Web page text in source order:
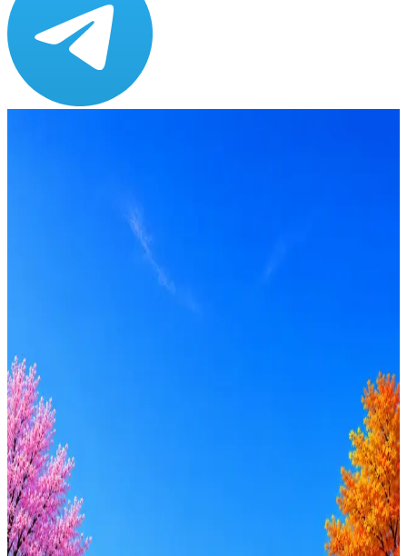
Оффер быстрее с Эйч
Будьте осторожны: если работодатель просит войти через
Google, iCloud или Госуслуги, прислать код или пароль,